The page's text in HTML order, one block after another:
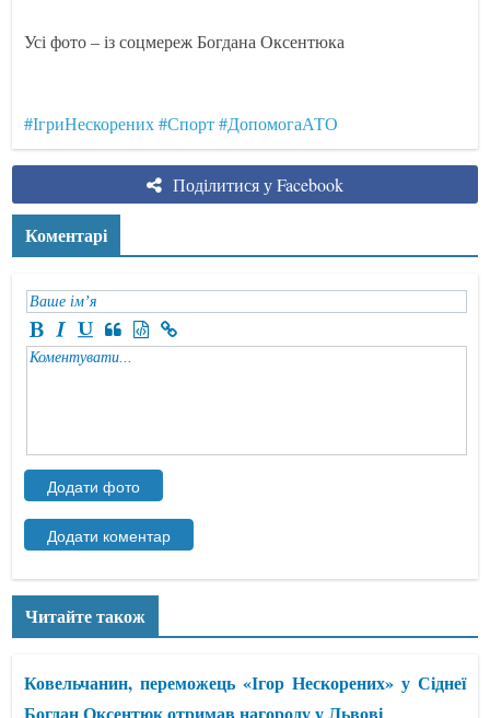
Усі фото – із соцмереж Богдана Оксентюка
#ІгриНескорених #Спорт #ДопомогаАТО
Поділитися у Facebook
Коментарі
Читайте також
Ковельчанин, переможець «Ігор Нескорених» у Сіднеї
Богдан Оксентюк отримав нагороду у Львові